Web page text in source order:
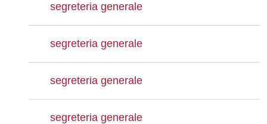
segreteria generale
segreteria generale
segreteria generale
segreteria generale